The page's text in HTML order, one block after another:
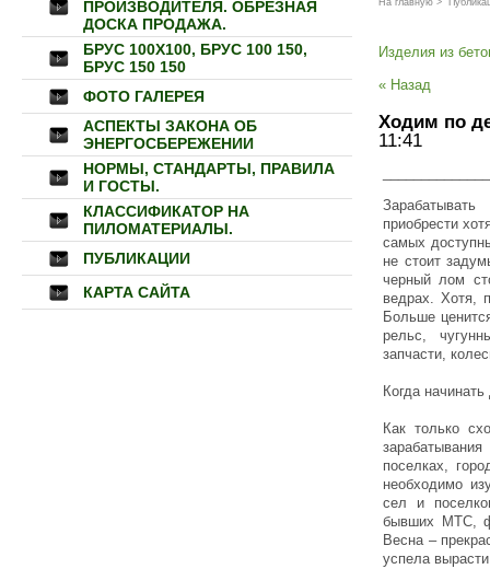
ПРОИЗВОДИТЕЛЯ. ОБРЕЗНАЯ
ДОСКА ПРОДАЖА.
БРУС 100Х100, БРУС 100 150,
БРУС 150 150
ФОТО ГАЛЕРЕЯ
АСПЕКТЫ ЗАКОНА ОБ
ЭНЕРГОСБЕРЕЖЕНИИ
НОРМЫ, СТАНДАРТЫ, ПРАВИЛА
И ГОСТЫ.
КЛАССИФИКАТОР НА
ПИЛОМАТЕРИАЛЫ.
ПУБЛИКАЦИИ
КАРТА САЙТА
На главную >
Изделия из
« Назад
Ходим по
11:41
приобрести
самых
не стоит
черный лом
ведрах. Хотя,
Больше
рельс,
запчасти,
Когда
Как только
поселках,
необходимо
сел и
бывших МТС,
Весна –
успела